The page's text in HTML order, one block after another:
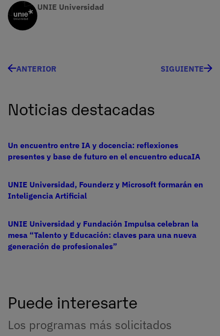
UNIE Universidad
ANTERIOR SIGUIENTE
Noticias destacadas
Un encuentro entre IA y docencia: reflexiones
presentes y base de futuro en el encuentro educaIA
UNIE Universidad, Founderz y Microsoft formarán en
Inteligencia Artificial
UNIE Universidad y Fundación Impulsa celebran la
mesa “Talento y Educación: claves para una nueva
generación de profesionales”
Puede interesarte
Los programas más solicitados